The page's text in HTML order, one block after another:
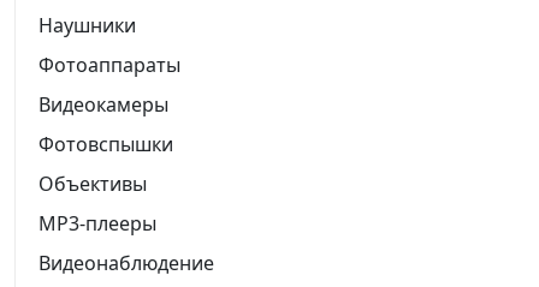
Наушники
Фотоаппараты
Видеокамеры
Фотовспышки
Объективы
MP3-плееры
Видеонаблюдение